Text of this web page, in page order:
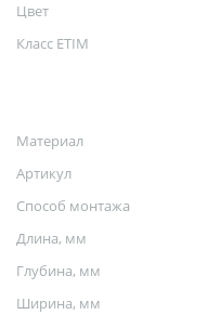
Цвет
Класс ETIM
Материал
Артикул
Способ монтажа
Длина, мм
Глубина, мм
Ширина, мм